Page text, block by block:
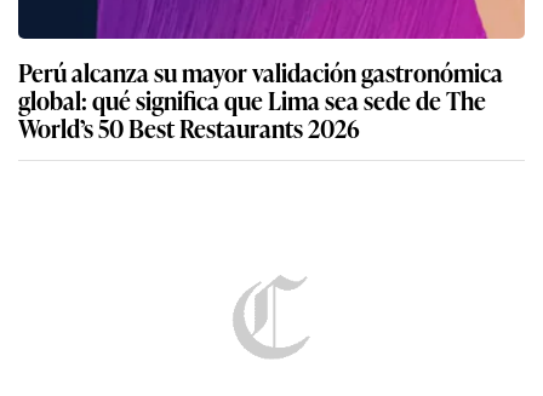
Perú alcanza su mayor validación gastronómica
global: qué significa que Lima sea sede de The
World’s 50 Best Restaurants 2026